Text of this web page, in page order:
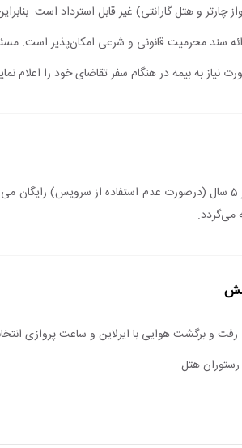
چارتر و هتل گارانتی) غیر قابل استرداد است.
سند محرمیت قانونی و شرعی امکان‌پذیر است.
نیاز به بیمه در هنگام سفر تقاضای خود را اعلام
می‌گردد.
و برگشت هوایی با ایرلاین و ساعت پروازی
هتل